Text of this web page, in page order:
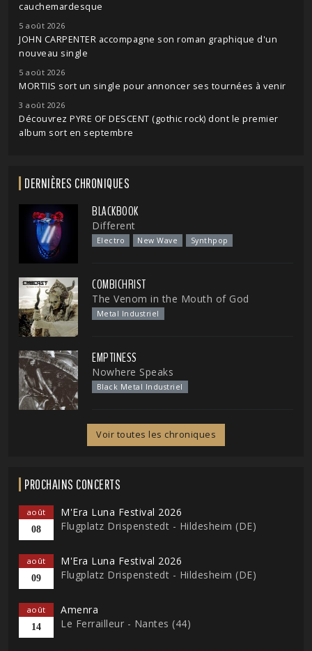
cauchemardesque
5 août 2026
JOHN CARPENTER accompagne son roman graphique d'un
nouveau single
5 août 2026
MORTIIS sort un single pour annoncer ses tournées à venir
3 août 2026
Découvrez PYRE OF DESCENT (gothic rock) dont le premier
album sort en septembre
DERNIÈRES CHRONIQUES
BLACKBOOK
Different
Electro New Wave Synthpop
COMBICHRIST
The Venom in the Mouth of God
Metal Industriel
EMPTINESS
Nowhere Speaks
Black Metal Industriel
Voir toutes les chroniques
PROCHAINS CONCERTS
août
08
M'Era Luna Festival 2026
Flugplatz Drispenstedt - Hildesheim (DE)
août
09
M'Era Luna Festival 2026
Flugplatz Drispenstedt - Hildesheim (DE)
août
14
Amenra
Le Ferrailleur - Nantes (44)